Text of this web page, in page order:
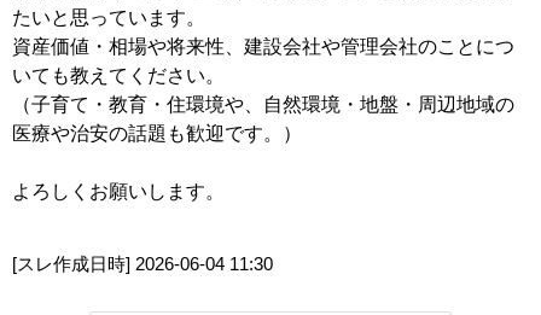
たいと思っています。
資産価値・相場や将来性、建設会社や管理会社のことにつ
いても教えてください。
（子育て・教育・住環境や、自然環境・地盤・周辺地域の
医療や治安の話題も歓迎です。）
よろしくお願いします。
[スレ作成日時] 2026-06-04 11:30